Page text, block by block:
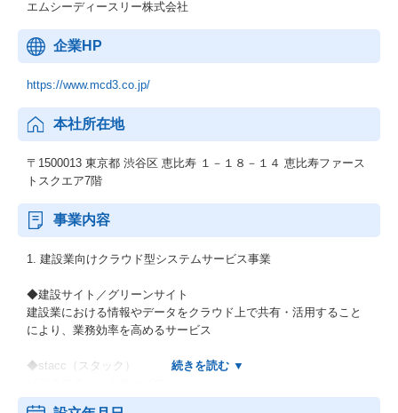
エムシーディースリー株式会社
企業HP
https://www.mcd3.co.jp/
本社所在地
〒1500013 東京都 渋谷区 恵比寿 １－１８－１４ 恵比寿ファース
トスクエア7階
事業内容
1. 建設業向けクラウド型システムサービス事業
◆建設サイト／グリーンサイト
建設業における情報やデータをクラウド上で共有・活用すること
により、業務効率を高めるサービス
◆stacc（スタック）